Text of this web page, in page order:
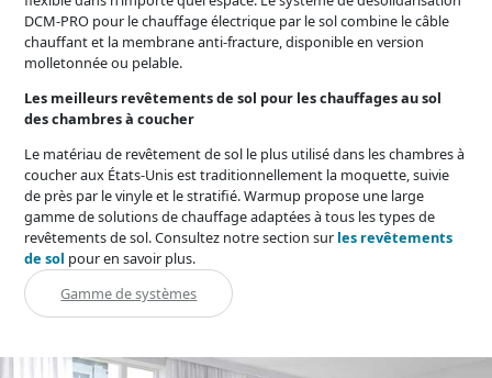
DCM-PRO pour le chauffage électrique par le sol combine le câble
chauffant et la membrane anti-fracture, disponible en version
molletonnée ou pelable.
Les meilleurs revêtements de sol pour les chauffages au sol
des chambres à coucher
Le matériau de revêtement de sol le plus utilisé dans les chambres à
coucher aux États-Unis est traditionnellement la moquette, suivie
de près par le vinyle et le stratifié. Warmup propose une large
gamme de solutions de chauffage adaptées à tous les types de
revêtements de sol. Consultez notre section sur les revêtements
de sol pour en savoir plus.
Gamme de systèmes